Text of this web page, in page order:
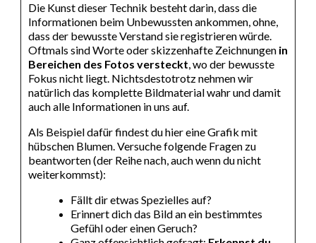
Die Kunst dieser Technik besteht darin, dass die
Informationen beim Unbewussten ankommen, ohne,
dass der bewusste Verstand sie registrieren würde.
Oftmals sind Worte oder skizzenhafte Zeichnungen in
Bereichen des Fotos versteckt, wo der bewusste
Fokus nicht liegt. Nichtsdestotrotz nehmen wir
natürlich das komplette Bildmaterial wahr und damit
auch alle Informationen in uns auf.
Als Beispiel dafür findest du hier eine Grafik mit
hübschen Blumen. Versuche folgende Fragen zu
beantworten (der Reihe nach, auch wenn du nicht
weiterkommst):
Fällt dir etwas Spezielles auf?
Erinnert dich das Bild an ein bestimmtes
Gefühl oder einen Geruch?